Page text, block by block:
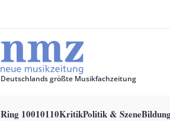
Deutschlands größte Musikfachzeitung
Ring 10010110KritikPolitik & Szene